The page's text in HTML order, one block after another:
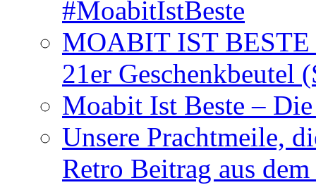
#MoabitIstBeste
MOABIT IST BESTE
21er Geschenkbeutel
Moabit Ist Beste –
Unsere Prachtmeile,
Retro Beitrag aus